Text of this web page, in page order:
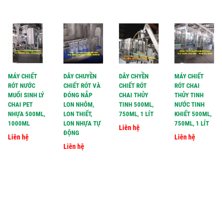
MÁY CHIẾT
RÓT NƯỚC
MUỐI SINH LÝ
CHAI PET
NHỰA 500ML,
1000ML
Liên hệ
DÂY CHUYỀN
CHIẾT RÓT VÀ
ĐÓNG NẮP
LON NHÔM,
LON THIẾT,
LON NHỰA TỰ
ĐỘNG
Liên hệ
DÂY CHYỀN
CHIẾT RÓT
CHAI THỦY
TINH 500ML,
750ML, 1 LÍT
Liên hệ
MÁY CHIẾT
RÓT CHAI
THỦY TINH
NƯỚC TINH
KHIẾT 500ML,
750ML, 1 LÍT
Liên hệ